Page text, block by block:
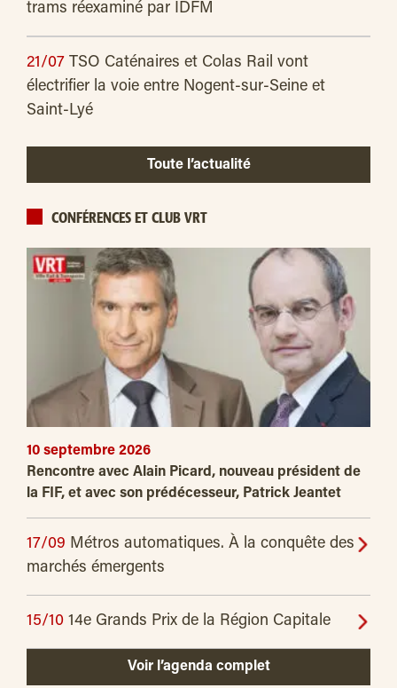
trams réexaminé par IDFM
21/07 TSO Caténaires et Colas Rail vont
électrifier la voie entre Nogent-sur-Seine et
Saint-Lyé
Toute l’actualité
CONFÉRENCES ET CLUB VRT
10 septembre 2026
Rencontre avec Alain Picard, nouveau président de
la FIF, et avec son prédécesseur, Patrick Jeantet
17/09 Métros automatiques. À la conquête des
marchés émergents
15/10 14e Grands Prix de la Région Capitale
Voir l’agenda complet